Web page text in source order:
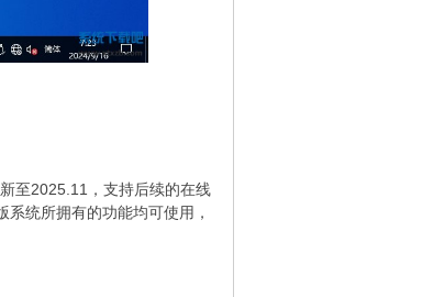
至2025.11，支持后续的在线
统所拥有的功能均可使用，